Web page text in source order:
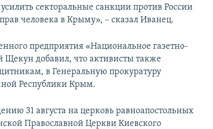
секторальные санкции против России
человека в Крыму», – сказал Иванец.
предприятия «Национальное газетно-
Щекун добавил, что активисты также
в Генеральную прокуратуру
Республики Крым.
31 августа на церковь равноапостольных
Православной Церкви Киевского